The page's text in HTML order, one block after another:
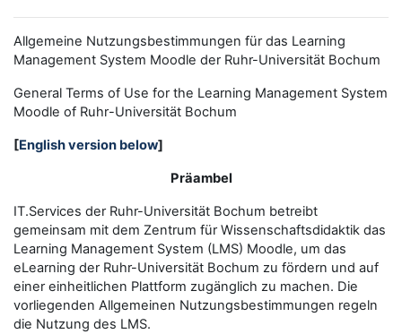
Allgemeine Nutzungsbestimmungen für das Learning
Management System Moodle der Ruhr-Universität Bochum
General Terms of Use for the Learning Management System
Moodle of Ruhr-Universität Bochum
[English version below]
Präambel
IT.Services der Ruhr-Universität Bochum betreibt
gemeinsam mit dem Zentrum für Wissenschaftsdidaktik das
Learning Management System (LMS) Moodle, um das
eLearning der Ruhr-Universität Bochum zu fördern und auf
einer einheitlichen Plattform zugänglich zu machen. Die
vorliegenden Allgemeinen Nutzungsbestimmungen regeln
die Nutzung des LMS.